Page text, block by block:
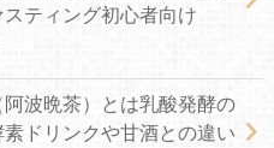
ティング初心者向け
波晩茶）とは乳酸発酵の
ドリンクや甘酒との違い